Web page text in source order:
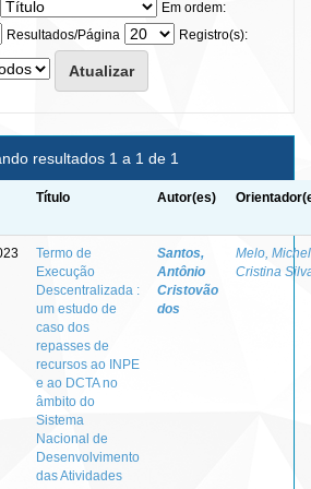
Em ordem:
Resultados/Página
Registro(s):
resultados 1 a 1 de 1
Título Autor(es)
Termo de
Execução
Descentralizada :
um estudo de
caso dos
repasses de
recursos ao INPE
e ao DCTA no
âmbito do
Sistema
Nacional de
Desenvolvimento
das Atividades
Santos,
Antônio
Cristovão
dos
Melo,
Cristina